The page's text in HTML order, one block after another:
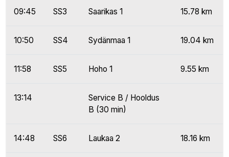
09:45 SS3 Saarikas 1 15.78 km
10:50 SS4 Sydänmaa 1 19.04 km
11:58 SS5 Hoho 1 9.55 km
13:14
Service B / Hooldus
B (30 min)
14:48 SS6 Laukaa 2 18.16 km